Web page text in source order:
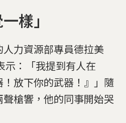
樣」
力資源部專員德拉美
示：「我提到有人在
放下你的武器！』」隨
槍響，他的同事開始哭